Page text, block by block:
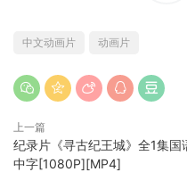
中文动画片 动画片
上一篇
纪录片《寻古纪王城》全1集国
中字[1080P][MP4]